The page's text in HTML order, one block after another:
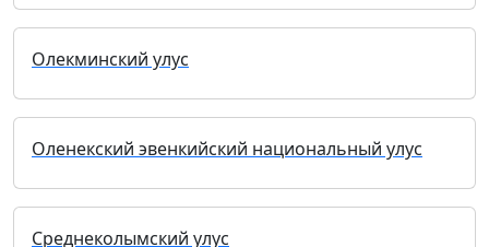
Олекминский улус
Оленекский эвенкийский национальный улус
Среднеколымский улус